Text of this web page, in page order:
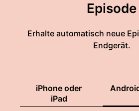
Episode
Erhalte automatisch neue
Endgerät.
iPhone oder
iPad